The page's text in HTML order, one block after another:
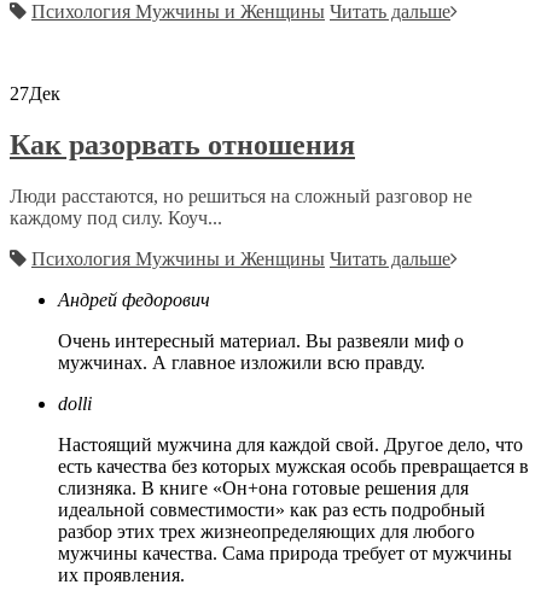
Психология Мужчины и Женщины Читать дальше
27Дек
Как разорвать отношения
Люди расстаются, но решиться на сложный разговор не
каждому под силу. Коуч...
Психология Мужчины и Женщины Читать дальше
Андрей федорович
Очень интересный материал. Вы развеяли миф о
мужчинах. А главное изложили всю правду.
dolli
Настоящий мужчина для каждой свой. Другое дело, что
есть качества без которых мужская особь превращается в
слизняка. В книге «Он+она готовые решения для
идеальной совместимости» как раз есть подробный
разбор этих трех жизнеопределяющих для любого
мужчины качества. Сама природа требует от мужчины
их проявления.